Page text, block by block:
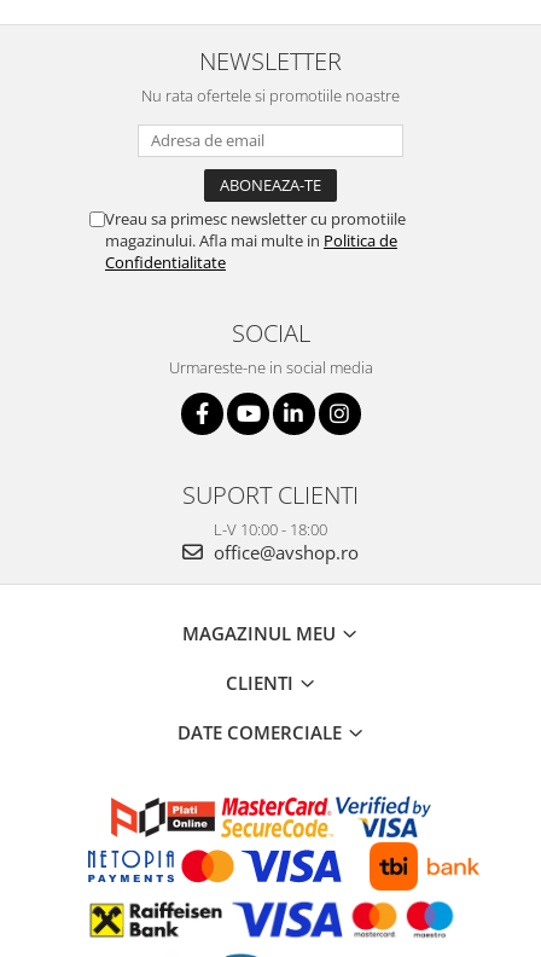
NEWSLETTER
Nu rata ofertele si promotiile noastre
Vreau sa primesc newsletter cu promotiile
magazinului. Afla mai multe in Politica de
Confidentialitate
SOCIAL
Urmareste-ne in social media
SUPORT CLIENTI
L-V 10:00 - 18:00
office@avshop.ro
MAGAZINUL MEU
CLIENTI
DATE COMERCIALE